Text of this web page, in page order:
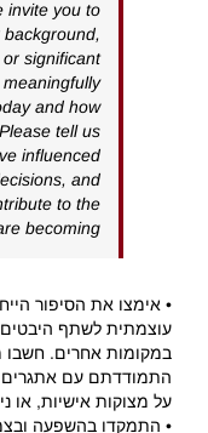
invite you to
significant
and how
tell us
influenced
and
to the
becoming."
• אימצו את הסיפור
עוצמתית לשתף
במקומות אחרים. חשבו
התמודדתם עם אתגרים
על מצוקות אישיות, או
• התמקדו בהשפעה